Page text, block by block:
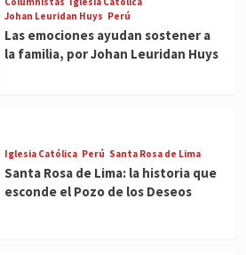
Johan Leuridan Huys Perú
Las emociones ayudan sostener a
la familia, por Johan Leuridan Huys
Iglesia Católica Perú Santa Rosa de Lima
Santa Rosa de Lima: la historia que
esconde el Pozo de los Deseos